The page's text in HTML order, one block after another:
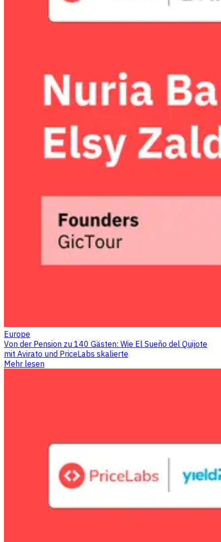
Europe
Von der Pension zu 140 Gästen: Wie El Sueño del Quijote
mit Avirato und PriceLabs skalierte
Mehr lesen